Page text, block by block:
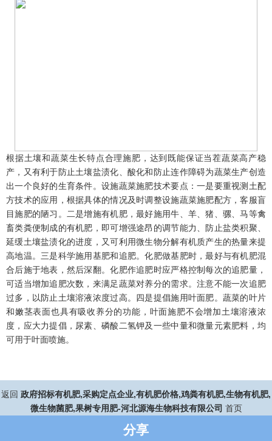
根据土壤和蔬菜生长特点合理施肥，达到既能保证当茬蔬菜高产稳
产，又有利于防止土壤盐渍化、酸化和防止连作障碍为蔬菜生产创造
出一个良好的生育条件。设施蔬菜施肥技术要点：一是要重视测土配
方技术的应用，根据具体的情况及时调整设施蔬菜施肥配方，客服盲
目施肥的陋习。二是增施有机肥，最好施用牛、羊、猪、骡、马等禽
畜类粪便制成的有机肥，即可增强途昂的调节能力、防止盐类积聚、
延缓土壤盐渍化的进度，又可利用微生物分解有机质产生的热量来提
高地温。三是科学施用基肥和追肥。化肥做基肥时，最好与有机肥混
合后施于地表，然后深翻。化肥作追肥时应严格控制每次的追肥量，
可适当增加追肥次数，来满足蔬菜对养分的需求。注意不能一次追肥
过多，以防止土壤溶液浓度过高。四是提倡施用叶面肥。蔬菜的叶片
和嫩茎表面也具有吸收养分的功能，叶面施肥不会增加土壤溶液浓
度，应大力提倡，尿素、磷酸二氢钾及一些中量和微量元素肥料，均
可用于叶面喷施。
返回 政府招标有机肥,采购定点企业,有机肥价格,鸡粪有机肥,生物有机肥,
微生物菌肥,果树专用肥-河北源海生物科技有限公司 首页
分享